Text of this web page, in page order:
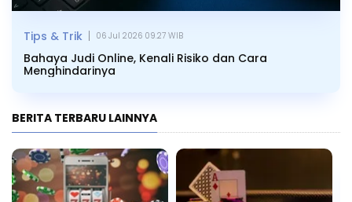
Bahaya Judi Online, Kenali Risiko dan Cara
Menghindarinya
Tips & Trik | 06 Jul 2026 09.27 WIB
BERITA TERBARU LAINNYA